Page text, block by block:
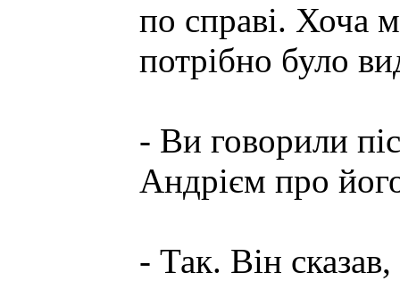
по справі. Хоча
потрібно було
- Ви говорили
Андрієм про
- Так. Він